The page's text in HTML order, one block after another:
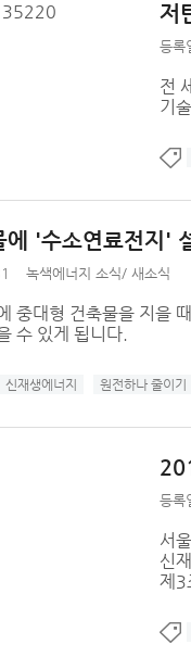
저
등
전
기
에 '수소연료전지'
녹색에너지 소식/ 새소식
중대형 건축물을 지을
수 있게 됩니다.
신재생에너지 원전하나 줄이기
등
서
신
제3